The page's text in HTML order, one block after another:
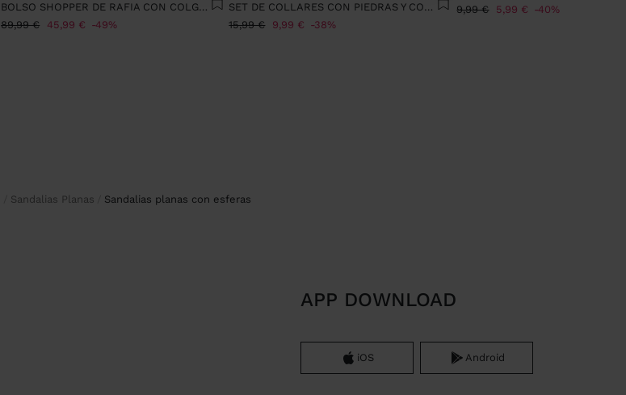
BOLSO SHOPPER DE RAFIA CON COLGANTE DE ELEFANTE
89,99 € 45,99 € 49%
SET DE COLLARES CON PIEDRAS Y CONCHAS
15,99 € 9,99 € 38%
9,99 € 5,99 € 40%
Sandalias Planas sandalias planas con esferas
APP DOWNLOAD
iOS Android